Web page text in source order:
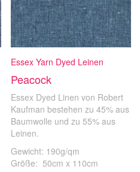
Essex Yarn Dyed Leinen
Peacock
Essex Dyed Linen von Robert
Kaufman bestehen zu 45% aus
Baumwolle und zu 55% aus
Leinen.
Gewicht: 190g/qm
Größe: 50cm x 110cm